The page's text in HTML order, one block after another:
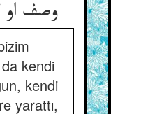
وصف او
kendi
kendi
yarattı,